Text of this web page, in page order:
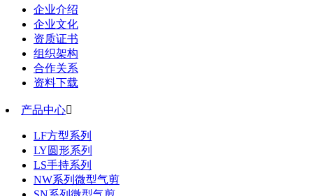
企业介绍
企业文化
资质证书
组织架构
合作关系
资料下载
产品中心
LF方型系列
LY圆形系列
LS手持系列
NW系列微型气剪